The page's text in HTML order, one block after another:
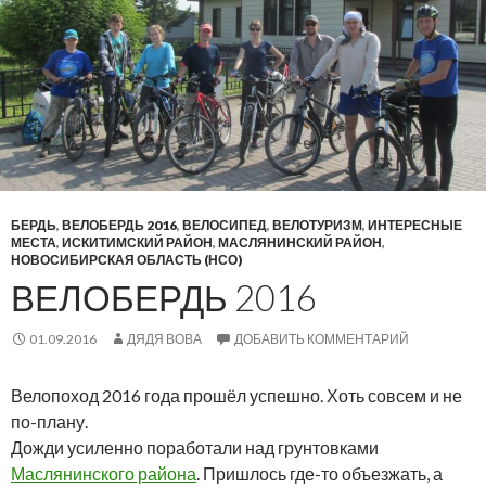
БЕРДЬ, ВЕЛОБЕРДЬ 2016, ВЕЛОСИПЕД, ВЕЛОТУРИЗМ, ИНТЕРЕСНЫЕ
МЕСТА, ИСКИТИМСКИЙ РАЙОН, МАСЛЯНИНСКИЙ РАЙОН,
НОВОСИБИРСКАЯ ОБЛАСТЬ (НСО)
ВЕЛОБЕРДЬ 2016
01.09.2016 ДЯДЯ ВОВА ДОБАВИТЬ КОММЕНТАРИЙ
Велопоход 2016 года прошёл успешно. Хоть совсем и не
по-плану.
Дожди усиленно поработали над грунтовками
Маслянинского района. Пришлось где-то объезжать, а